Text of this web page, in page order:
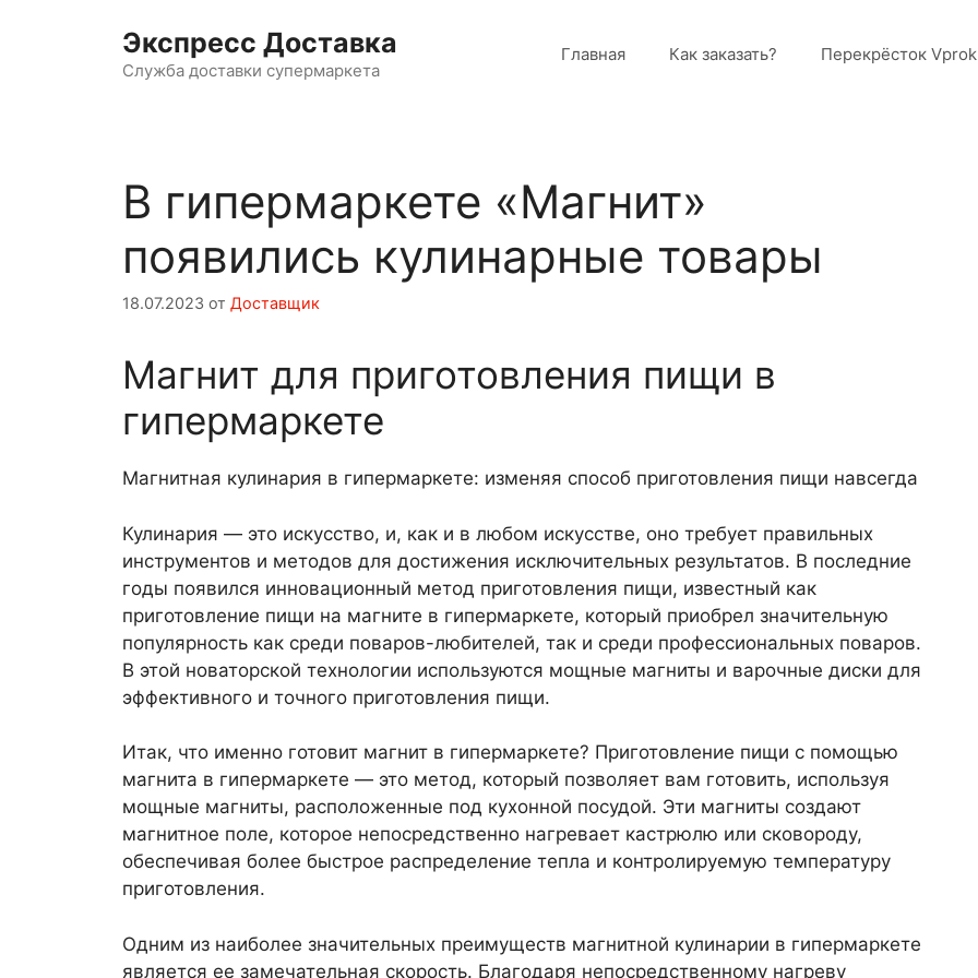
содержимому
Экспресс Доставка
Служба доставки супермаркета
Главная Как заказать? Перекрёсток Vprok
В гипермаркете «Магнит»
появились кулинарные товары
18.07.2023 от Доставщик
Магнит для приготовления пищи в
гипермаркете
Магнитная кулинария в гипермаркете: изменяя способ приготовления пищи навсегда
Кулинария — это искусство, и, как и в любом искусстве, оно требует правильных
инструментов и методов для достижения исключительных результатов. В последние
годы появился инновационный метод приготовления пищи, известный как
приготовление пищи на магните в гипермаркете, который приобрел значительную
популярность как среди поваров-любителей, так и среди профессиональных поваров.
В этой новаторской технологии используются мощные магниты и варочные диски для
эффективного и точного приготовления пищи.
Итак, что именно готовит магнит в гипермаркете? Приготовление пищи с помощью
магнита в гипермаркете — это метод, который позволяет вам готовить, используя
мощные магниты, расположенные под кухонной посудой. Эти магниты создают
магнитное поле, которое непосредственно нагревает кастрюлю или сковороду,
обеспечивая более быстрое распределение тепла и контролируемую температуру
приготовления.
Одним из наиболее значительных преимуществ магнитной кулинарии в гипермаркете
является ее замечательная скорость. Благодаря непосредственному нагреву